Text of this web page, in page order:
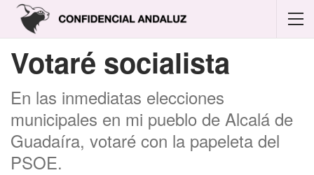
Votaré socialista
En las inmediatas elecciones
municipales en mi pueblo de Alcalá de
Guadaíra, votaré con la papeleta del
PSOE.